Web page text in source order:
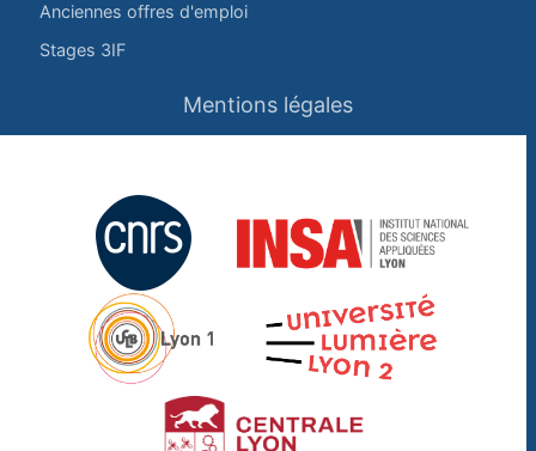
Anciennes offres d'emploi
Stages 3IF
Mentions légales